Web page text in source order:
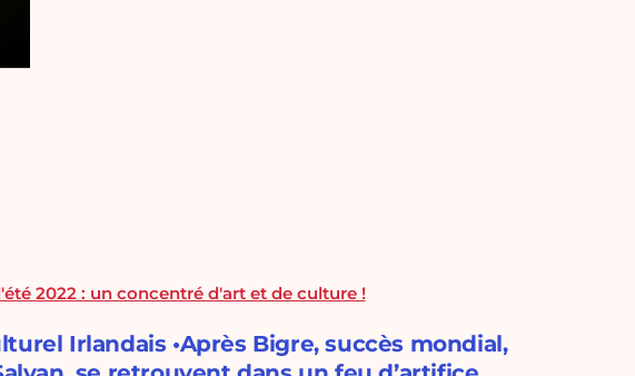
2022 : un concentré d'art et de culture !
Irlandais •Après Bigre, succès mondial,